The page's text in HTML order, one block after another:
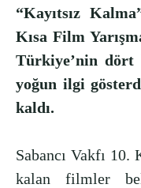
“Kayıtsız
Kısa Film
Türkiye’nin dört
yoğun ilgi
kaldı.
Sabancı Vakfı 10.
kalan filmler